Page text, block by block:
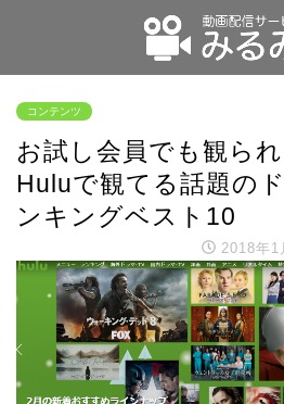
コンテンツ
お試し会員でも観ら
Huluで観てる話題の
ンキングベスト10
2018年1